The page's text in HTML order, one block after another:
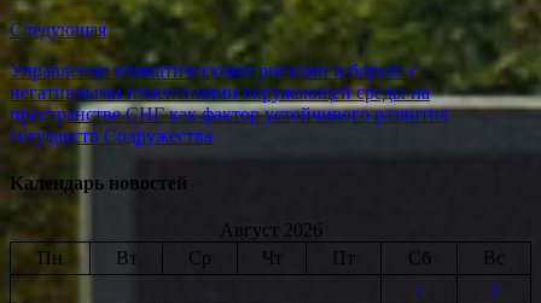
Следующая
Управление климатическими рисками и борьба с
негативными изменениями окружающей среды на
пространстве СНГ как фактор устойчивого развития
государств Содружества
Календарь новостей
Август 2026
Пн
Вт Ср Чт Пт Сб
Вс
1
2